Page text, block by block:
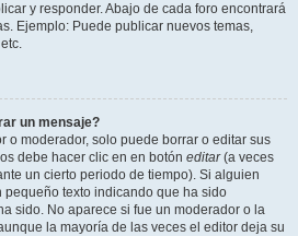
y responder. Abajo de cada foro encontrará
Ejemplo: Puede publicar nuevos temas,
un mensaje?
o moderador, solo puede borrar o editar sus
debe hacer clic en en botón editar(a veces
un cierto periodo de tiempo). Si alguien
pequeño texto indicando que ha sido
sido. No aparece si fue un moderador o la
la mayoría de las veces el editor deja su